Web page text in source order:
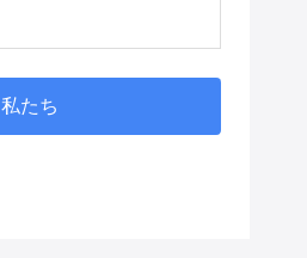
コンタクト 私たち